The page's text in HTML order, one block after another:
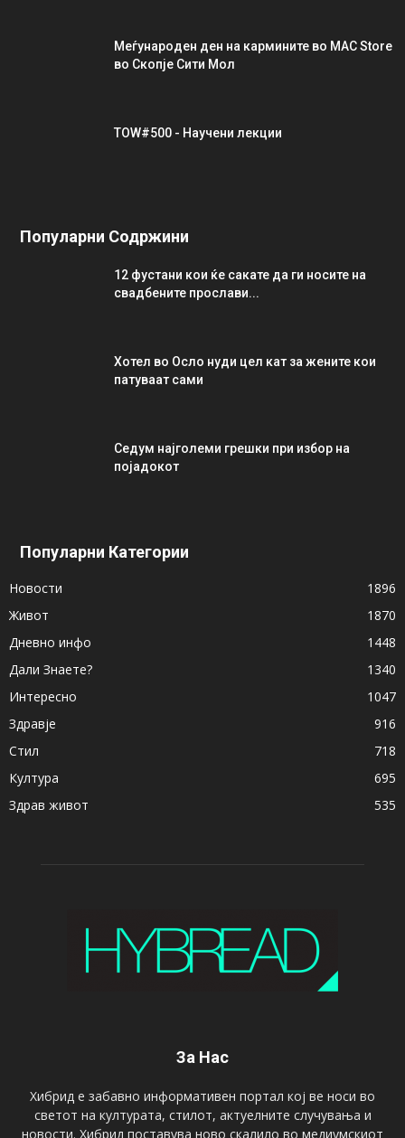
Меѓународен ден на кармините во MAC Store
во Скопје Сити Мол
TOW#500 - Научени лекции
Популарни Содржини
12 фустани кои ќе сакате да ги носите на
свадбените прослави...
Хотел во Осло нуди цел кат за жените кои
патуваат сами
Седум најголеми грешки при избор на
појадокот
Популарни Категории
Новости
1896
Живот
1870
Дневно инфо
1448
Дали Знаете?
1340
Интересно
1047
Здравје
916
Стил
718
Култура
695
Здрав живот
535
За Нас
Хибрид е забавно информативен портал кој ве носи во
светот на културата, стилот, актуелните случувања и
новости. Хибрид поставува ново скалило во медиумскиот